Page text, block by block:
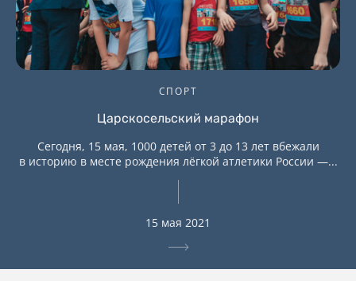
СПОРТ
Царскосельский марафон
Сегодня, 15 мая, 1000 детей от 3 до 13 лет вбежали
в историю в месте рождения лёгкой атлетики России —...
15 мая 2021